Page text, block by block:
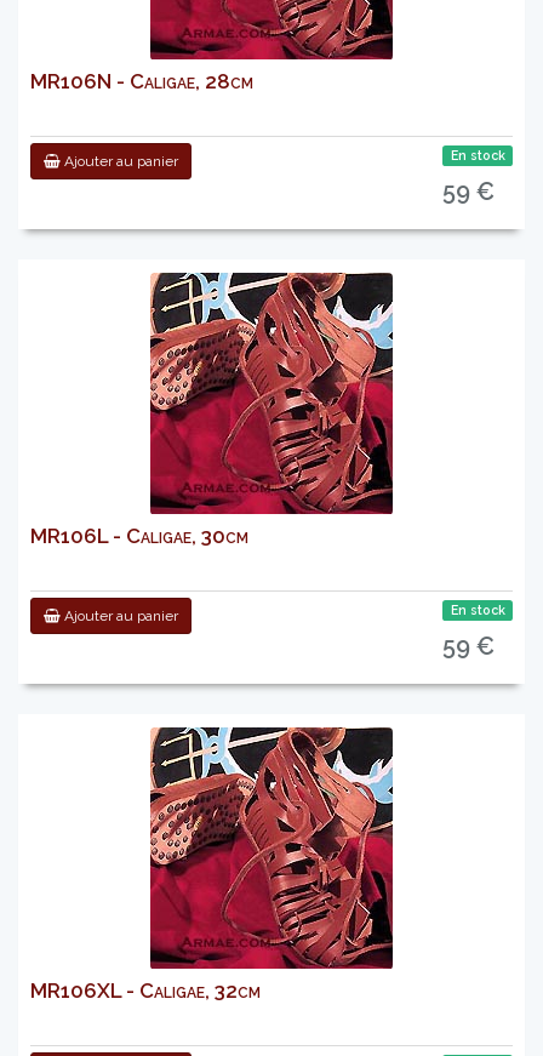
MR106N - Caligae, 28cm
Ajouter au panier En stock
59 €
MR106L - Caligae, 30cm
Ajouter au panier En stock
59 €
MR106XL - Caligae, 32cm